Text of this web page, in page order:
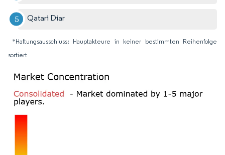
Qatari Diar
*Haftungsausschluss: Hauptakteure in keiner bestimmten Reihenfolge
sortiert